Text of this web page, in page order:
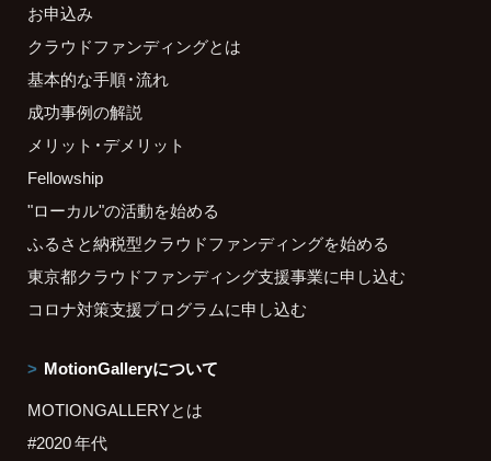
お申込み
クラウドファンディングとは
基本的な手順・流れ
成功事例の解説
メリット・デメリット
Fellowship
"ローカル"の活動を始める
ふるさと納税型クラウドファンディングを始める
東京都クラウドファンディング支援事業に申し込む
コロナ対策支援プログラムに申し込む
MotionGalleryについて
MOTIONGALLERYとは
#2020 年代